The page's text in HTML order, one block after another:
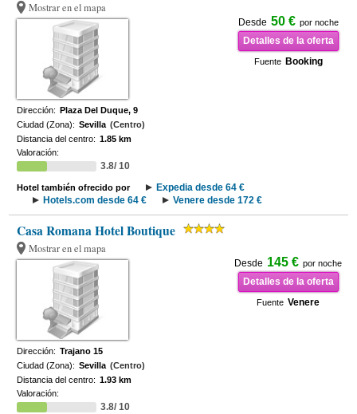
Mostrar en el mapa
Desde 50 € por noche
Detalles de la oferta
Fuente Booking
Dirección: Plaza Del Duque, 9
Ciudad (Zona): Sevilla (Centro)
Distancia del centro: 1.85 km
Valoración:
3.8/ 10
Hotel también ofrecido por
Expedia desde 64 €
Hotels.com desde 64 €
Venere desde 172 €
Casa Romana Hotel Boutique
Mostrar en el mapa
Desde 145 € por noche
Detalles de la oferta
Fuente Venere
Dirección: Trajano 15
Ciudad (Zona): Sevilla (Centro)
Distancia del centro: 1.93 km
Valoración:
3.8/ 10